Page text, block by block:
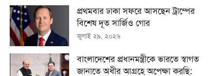
প্রথমবার ঢাকা সফরে আসছেন ট্রাম্পের
বিশেষ দূত সার্জিও গোর
জুলাই ২৯, ২০২৬
বাংলাদেশের প্রধানমন্ত্রীকে ভারতে স্বাগত
জানাতে অধীর আগ্রহে অপেক্ষা কর‌ছি: